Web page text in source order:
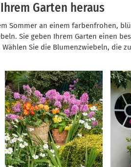
Garten heraus
Sommer an einem farbenfrohen,
Sie geben Ihrem Garten einen
Sie die Blumenzwiebeln, die